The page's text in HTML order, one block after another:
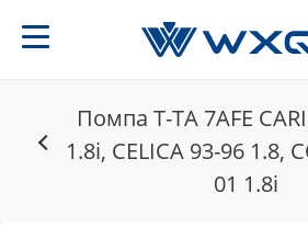
Помпа T-TA 7AFE
1.8i, CELICA 93-96 1.8,
01 1.8i